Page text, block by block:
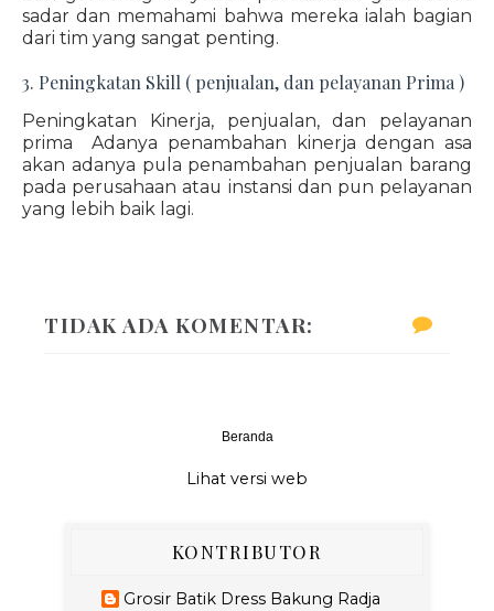
sadar dan memahami bahwa mereka ialah bagian
dari tim yang sangat penting.
3. Peningkatan Skill ( penjualan, dan pelayanan Prima )
Peningkatan Kinerja, penjualan, dan pelayanan
prima Adanya penambahan kinerja dengan asa
akan adanya pula penambahan penjualan barang
pada perusahaan atau instansi dan pun pelayanan
yang lebih baik lagi.
TIDAK ADA KOMENTAR:
Beranda
Lihat versi web
KONTRIBUTOR
Grosir Batik Dress Bakung Radja